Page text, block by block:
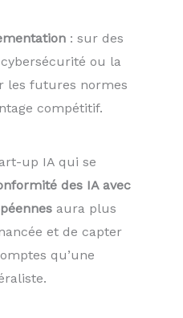
: sur des
ou la
les futures normes
compétitif.
up IA qui se
des IA avec
aura plus
et de capter
qu’une